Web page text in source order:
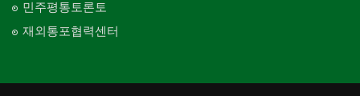
민주평통토론토
재외통포협력센터